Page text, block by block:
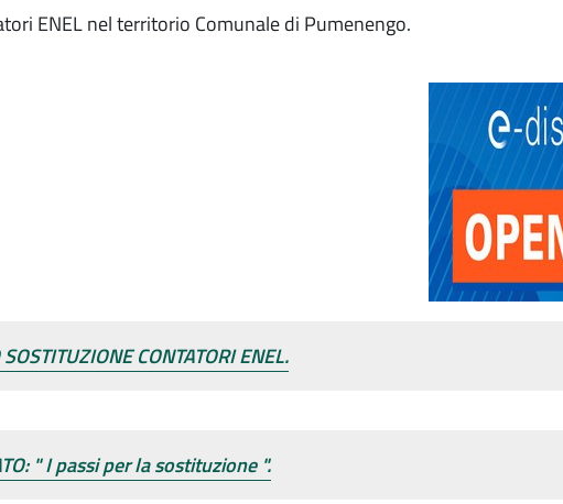
ENEL nel territorio Comunale di Pumenengo.
CONTATORI ENEL.
" I passi per la sostituzione ".